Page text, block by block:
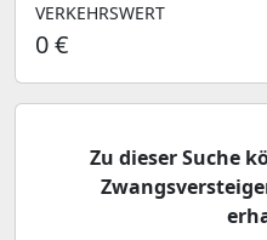
VERKEHRSWERT
0 €
Zu dieser Suche